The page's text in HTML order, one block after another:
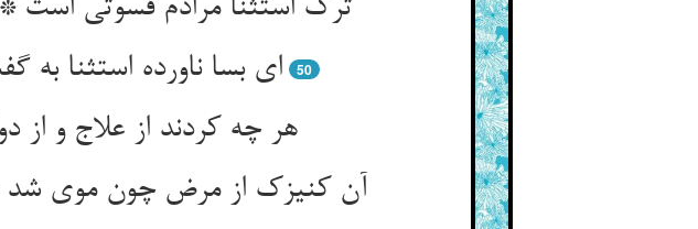
ترک استثنا مرادم قسوتی است ** نی همین گفتن که عارض حالتی است‌‌
50
هر چه کردند از علاج و از
آن کنیزک از مرض چون موی